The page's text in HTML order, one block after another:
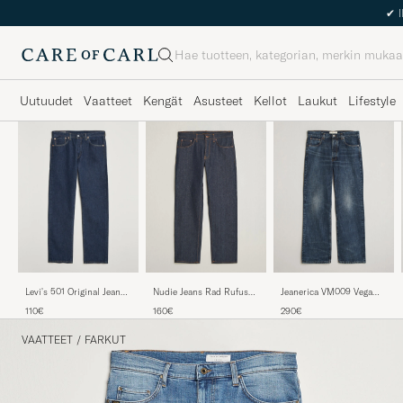
Haku
Uutuudet Vaatteet Kengät Asusteet Kellot Laukut Lifestyle
Levi's 501 Original Jeans
110€
Nudie Jeans Rad Rufus
160€
Jeanerica VM009 Vega
290€
VAATTEET / FARKUT